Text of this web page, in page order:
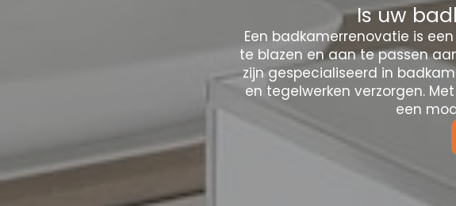
Is uw
Een badkamerrenovatie is
te blazen en aan te passen
zijn gespecialiseerd in
en tegelwerken verzorgen.
een